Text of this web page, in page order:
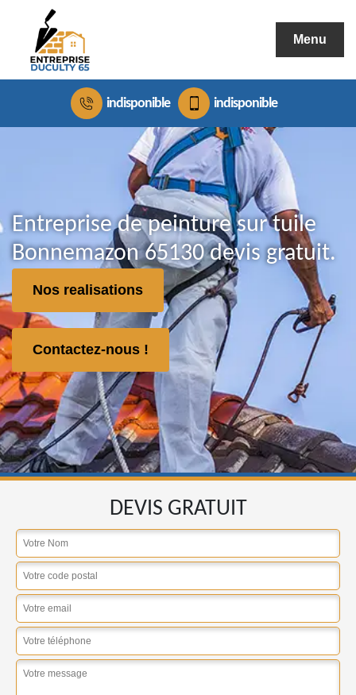
Menu
indisponible indisponible
Entreprise de peinture sur tuile
Bonnemazon 65130 devis gratuit.
Nos realisations
Contactez-nous !
DEVIS GRATUIT